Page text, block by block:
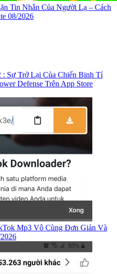
Tin Nhắn Của Người Lạ – Cách
08/2026
: Sự Trở Lại Của Chiến Binh Tí
Defense Trên App Store
Mp3 Vô Cùng Đơn Giản Và